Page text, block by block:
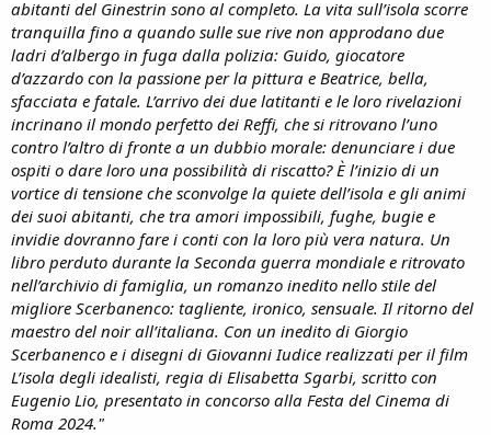
e
abitanti del Ginestrin sono al completo. La vita sull’isola scorre
tranquilla fino a quando sulle sue rive non approdano due
ladri d’albergo in fuga dalla polizia: Guido, giocatore
d’azzardo con la passione per la pittura e Beatrice, bella,
sfacciata e fatale. L’arrivo dei due latitanti e le loro rivelazioni
incrinano il mondo perfetto dei Reffi, che si ritrovano l’uno
contro l’altro di fronte a un dubbio morale: denunciare i due
ospiti o dare loro una possibilità di riscatto? È l’inizio di un
vortice di tensione che sconvolge la quiete dell’isola e gli animi
dei suoi abitanti, che tra amori impossibili, fughe, bugie e
invidie dovranno fare i conti con la loro più vera natura. Un
libro perduto durante la Seconda guerra mondiale e ritrovato
nell’archivio di famiglia, un romanzo inedito nello stile del
migliore Scerbanenco: tagliente, ironico, sensuale. Il ritorno del
maestro del noir all’italiana. Con un inedito di Giorgio
Scerbanenco e i disegni di Giovanni Iudice realizzati per il film
L’isola degli idealisti, regia di Elisabetta Sgarbi, scritto con
Eugenio Lio, presentato in concorso alla Festa del Cinema di
Roma 2024."